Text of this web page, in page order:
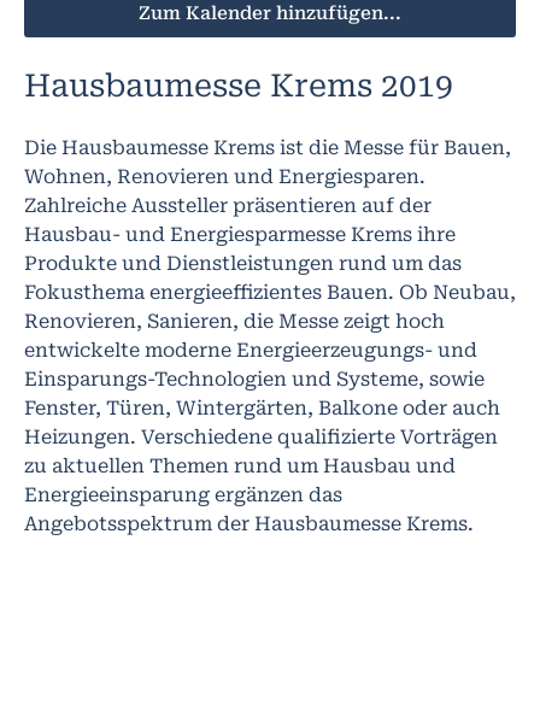
Zum Kalender hinzufügen...
Hausbaumesse Krems 2019
Die Hausbaumesse Krems ist die Messe für Bauen,
Wohnen, Renovieren und Energiesparen.
Zahlreiche Aussteller präsentieren auf der
Hausbau- und Energiesparmesse Krems ihre
Produkte und Dienstleistungen rund um das
Fokusthema energieeffizientes Bauen. Ob Neubau,
Renovieren, Sanieren, die Messe zeigt hoch
entwickelte moderne Energieerzeugungs- und
Einsparungs-Technologien und Systeme, sowie
Fenster, Türen, Wintergärten, Balkone oder auch
Heizungen. Verschiedene qualifizierte Vorträgen
zu aktuellen Themen rund um Hausbau und
Energieeinsparung ergänzen das
Angebotsspektrum der Hausbaumesse Krems.